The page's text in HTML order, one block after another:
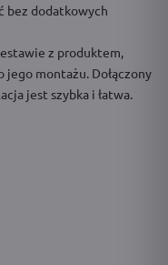
bez dodatkowych
z produktem,
montażu. Dołączony
jest szybka i łatwa.